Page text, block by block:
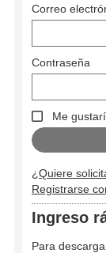
Correo
Contraseña
Me
¿Quiere
Registrarse
Ingreso
Para